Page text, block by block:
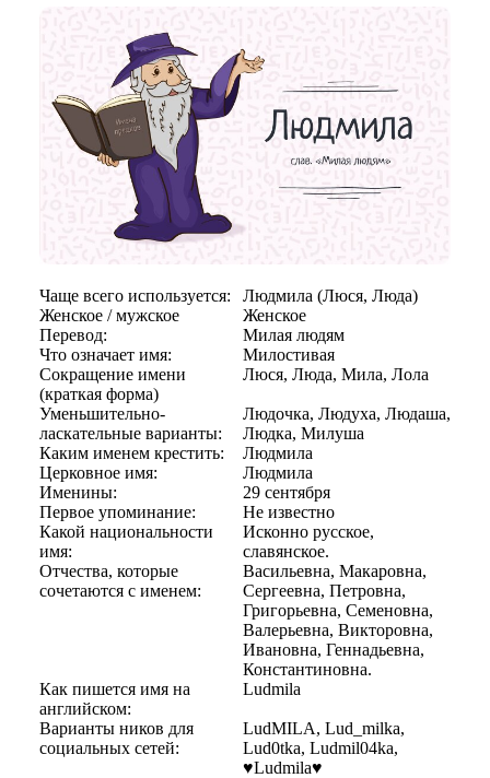
Чаще всего используется:
Людмила (Люся, Люда)
Женское / мужское
Женское
Перевод:
Милая людям
Что означает имя:
Милостивая
Сокращение имени
(краткая форма)
Люся, Люда, Мила, Лола
Уменьшительно-
ласкательные варианты:
Людочка, Людуха, Людаша,
Людка, Милуша
Каким именем крестить:
Людмила
Церковное имя:
Людмила
Именины:
29 сентября
Первое упоминание:
Не известно
Какой национальности
имя:
Исконно русское,
славянское.
Отчества, которые
сочетаются с именем:
Васильевна, Макаровна,
Сергеевна, Петровна,
Григорьевна, Семеновна,
Валерьевна, Викторовна,
Ивановна, Геннадьевна,
Константиновна.
Как пишется имя на
английском:
Ludmila
Варианты ников для
социальных сетей:
LudMILA, Lud_milka,
Lud0tka, Ludmil04ka,
♥Ludmila♥